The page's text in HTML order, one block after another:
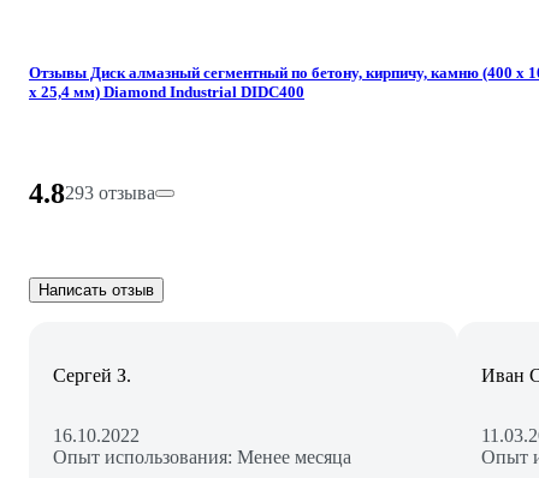
Отзывы Диск алмазный сегментный по бетону, кирпичу, камню (400 х
х 25,4 мм) Diamond Industrial DIDC400
4.8293 отзыва
Написать отзыв
Сергей З.
16.10.2022
Опыт использования: Менее месяца
Иван
Опыт